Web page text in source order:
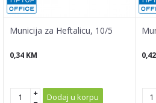
Municija za Heftalicu, 10/5
0,34 KM
Dodaj u korpu
0,42